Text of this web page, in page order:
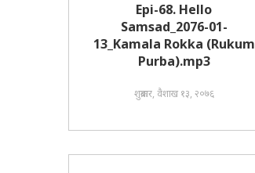
Epi-68. Hello
Samsad_2076-01-
13_Kamala Rokka (Rukum
Purba).mp3
शुक्रबार, वैशाख १३, २०७६